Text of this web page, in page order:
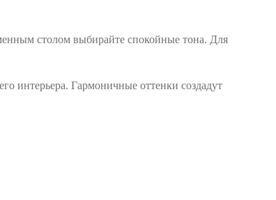
столом выбирайте спокойные тона. Для
интерьера. Гармоничные оттенки создадут